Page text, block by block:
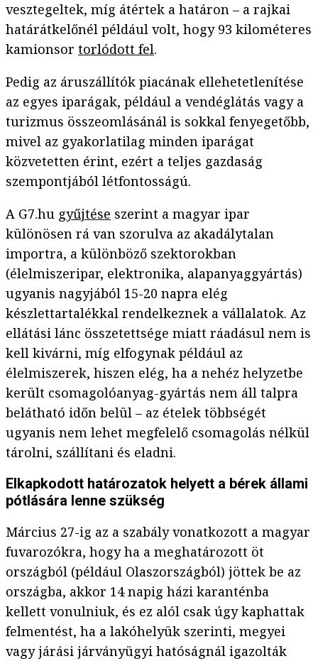
vesztegeltek, míg átértek a határon – a rajkai
határátkelőnél például volt, hogy 93 kilométeres
kamionsor torlódott fel.
Pedig az áruszállítók piacának ellehetetlenítése
az egyes iparágak, például a vendéglátás vagy a
turizmus összeomlásánál is sokkal fenyegetőbb,
mivel az gyakorlatilag minden iparágat
közvetetten érint, ezért a teljes gazdaság
szempontjából létfontosságú.
A G7.hu gyűjtése szerint a magyar ipar
különösen rá van szorulva az akadálytalan
importra, a különböző szektorokban
(élelmiszeripar, elektronika, alapanyaggyártás)
ugyanis nagyjából 15-20 napra elég
készlettartalékkal rendelkeznek a vállalatok. Az
ellátási lánc összetettsége miatt ráadásul nem is
kell kivárni, míg elfogynak például az
élelmiszerek, hiszen elég, ha a nehéz helyzetbe
került csomagolóanyag-gyártás nem áll talpra
belátható időn belül – az ételek többségét
ugyanis nem lehet megfelelő csomagolás nélkül
tárolni, szállítani és eladni.
Elkapkodott határozatok helyett a bérek állami
pótlására lenne szükség
Március 27-ig az a szabály vonatkozott a magyar
fuvarozókra, hogy ha a meghatározott öt
országból (például Olaszországból) jöttek be az
országba, akkor 14 napig házi karanténba
kellett vonulniuk, és ez alól csak úgy kaphattak
felmentést, ha a lakóhelyük szerinti, megyei
vagy járási járványügyi hatóságnál igazolták